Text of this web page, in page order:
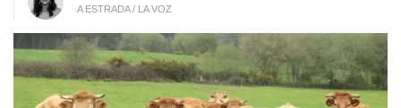
A ESTRADA / LA VOZ